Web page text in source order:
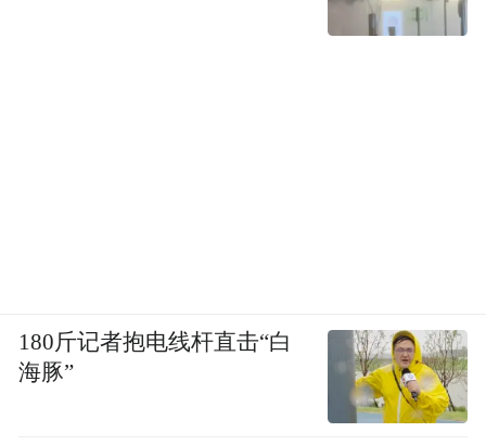
180斤记者抱电线杆直击“白
海豚”